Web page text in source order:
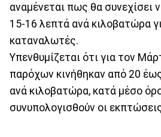
αναμένεται πως θα συνεχίσει
15-16 λεπτά ανά κιλοβατώρα
καταναλωτές.
Υπενθυμίζεται ότι για τον
παρόχων κινήθηκαν από 20
ανά κιλοβατώρα, κατά μέσο
συνυπολογισθούν οι